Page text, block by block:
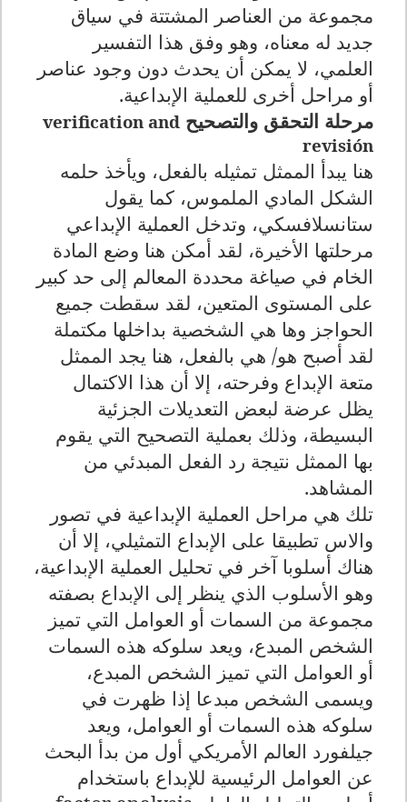
مجموعة من العناصر المشتتة في سياق
جديد له معناه، وهو وفق هذا التفسير
العلمي، لا يمكن أن يحدث دون وجود عناصر
أو مراحل أخرى للعملية الإبداعية.
مرحلة التحقق والتصحيح verification and
revisión
هنا يبدأ الممثل تمثيله بالفعل، ويأخذ حلمه
الشكل المادي الملموس، كما يقول
ستانسلافسكي، وتدخل العملية الإبداعي
مرحلتها الأخيرة، لقد أمكن هنا وضع المادة
الخام في صياغة محددة المعالم إلى حد كبير
على المستوى المتعين، لقد سقطت جميع
الحواجز وها هي الشخصية بداخلها مكتملة
لقد أصبح هو/ هي بالفعل، هنا يجد الممثل
متعة الإبداع وفرحته، إلا أن هذا الاكتمال
يظل عرضة لبعض التعديلات الجزئية
البسيطة، وذلك بعملية التصحيح التي يقوم
بها الممثل نتيجة رد الفعل المبدئي من
المشاهد.
تلك هي مراحل العملية الإبداعية في تصور
والاس تطبيقا على الإبداع التمثيلي، إلا أن
هناك أسلوبا آخر في تحليل العملية الإبداعية،
وهو الأسلوب الذي ينظر إلى الإبداع بصفته
مجموعة من السمات أو العوامل التي تميز
الشخص المبدع، ويعد سلوكه هذه السمات
أو العوامل التي تميز الشخص المبدع،
ويسمى الشخص مبدعا إذا ظهرت في
سلوكه هذه السمات أو العوامل، ويعد
جيلفورد العالم الأمريكي أول من بدأ البحث
عن العوامل الرئيسية للإبداع باستخدام